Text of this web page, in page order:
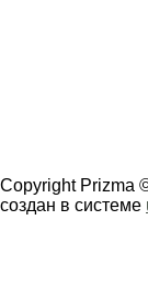
Copyright Prizma
создан в системе